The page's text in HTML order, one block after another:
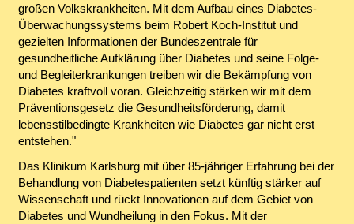
großen Volkskrankheiten. Mit dem Aufbau eines Diabetes-
Überwachungssystems beim Robert Koch-Institut und
gezielten Informationen der Bundeszentrale für
gesundheitliche Aufklärung über Diabetes und seine Folge-
und Begleiterkrankungen treiben wir die Bekämpfung von
Diabetes kraftvoll voran. Gleichzeitig stärken wir mit dem
Präventionsgesetz die Gesundheitsförderung, damit
lebensstilbedingte Krankheiten wie Diabetes gar nicht erst
entstehen."
Das Klinikum Karlsburg mit über 85-jähriger Erfahrung bei der
Behandlung von Diabetespatienten setzt künftig stärker auf
Wissenschaft und rückt Innovationen auf dem Gebiet von
Diabetes und Wundheilung in den Fokus. Mit der